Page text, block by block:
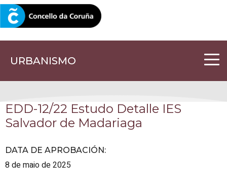
URBANISMO
CORUNA.GAL
EDD-12/22 Estudo Detalle IES
Salvador de Madariaga
DATA DE APROBACIÓN:
8 de maio de 2025